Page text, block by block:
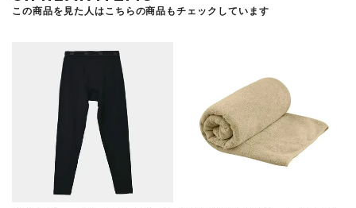
この商品を見た人はこちらの商品もチェックしています